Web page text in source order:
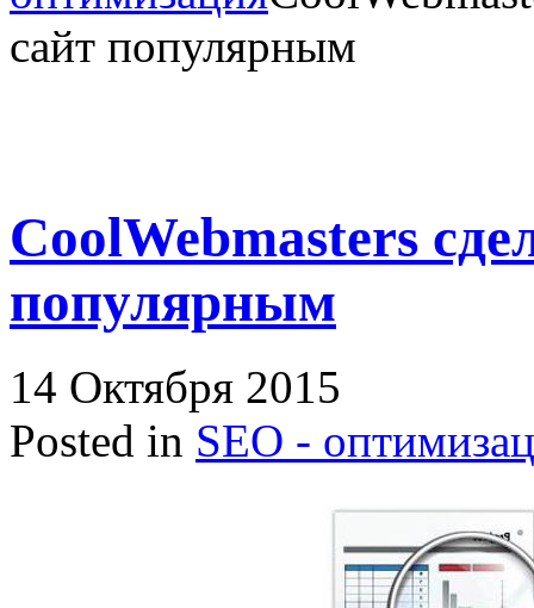
сайт популярным
CoolWebmasters
популярным
14 Октября 2015
Posted in SEO -